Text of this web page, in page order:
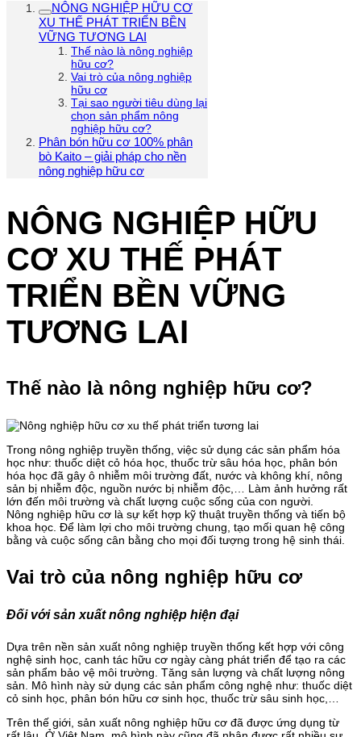
NÔNG NGHIỆP HỮU CƠ
XU THẾ PHÁT TRIỂN BỀN
VỮNG TƯƠNG LAI
Thế nào là nông nghiệp
hữu cơ?
Vai trò của nông nghiệp
hữu cơ
Tại sao người tiêu dùng lại
chọn sản phẩm nông
nghiệp hữu cơ?
Phân bón hữu cơ 100% phân
bò Kaito – giải pháp cho nền
nông nghiệp hữu cơ
NÔNG NGHIỆP HỮU
CƠ XU THẾ PHÁT
TRIỂN BỀN VỮNG
TƯƠNG LAI
Thế nào là nông nghiệp hữu cơ?
Trong nông nghiệp truyền thống, việc sử dụng các sản phẩm hóa
học như: thuốc diệt cỏ hóa học, thuốc trừ sâu hóa học, phân bón
hóa học đã gây ô nhiễm môi trường đất, nước và không khí, nông
sản bị nhiễm độc, nguồn nước bị nhiễm độc,… Làm ảnh hưởng rất
lớn đến môi trường và chất lượng cuộc sống của con người.
Nông nghiệp hữu cơ là sự kết hợp kỹ thuật truyền thống và tiến bộ
khoa học. Để làm lợi cho môi trường chung, tạo mối quan hệ công
bằng và cuộc sống cân bằng cho mọi đối tượng trong hệ sinh thái.
Vai trò của nông nghiệp hữu cơ
Đối với sản xuất nông nghiệp hiện đại
Dựa trên nền sản xuất nông nghiệp truyền thống kết hợp với công
nghệ sinh học, canh tác hữu cơ ngày càng phát triển để tạo ra các
sản phẩm bảo vệ môi trường. Tăng sản lượng và chất lượng nông
sản. Mô hình này sử dụng các sản phẩm công nghệ như: thuốc diệt
cỏ sinh học, phân bón hữu cơ sinh học, thuốc trừ sâu sinh học,…
Trên thế giới, sản xuất nông nghiệp hữu cơ đã được ứng dụng từ